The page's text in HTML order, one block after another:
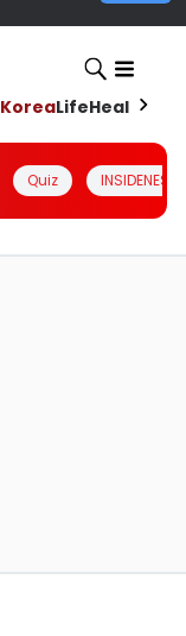
KoreaLifeHealth
Quiz INSIDENESIA